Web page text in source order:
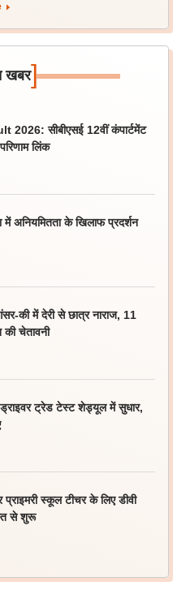
खबर]
सीबीएसई 12वीं कंपार्टमेंट
लिंक
अनियमितता के खिलाफ प्रदर्शन
में देरी से छात्र नाराज, 11
चेतावनी
ट्रेड टेस्ट शेड्यूल में सुधार,
स्कूल टीचर के लिए डीवी
से शुरू